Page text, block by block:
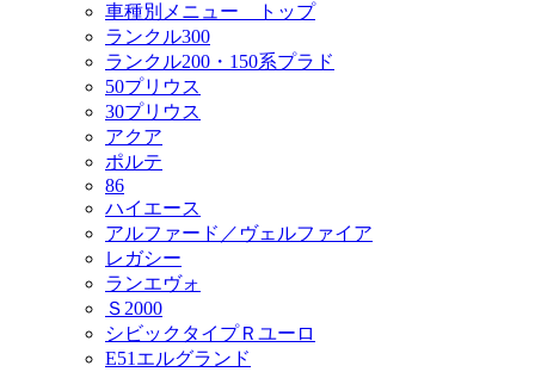
車種別メニュー トップ
ランクル300
ランクル200・150系プラド
50プリウス
30プリウス
アクア
ポルテ
86
ハイエース
アルファード／ヴェルファイア
レガシー
ランエヴォ
Ｓ2000
シビックタイプＲユーロ
E51エルグランド